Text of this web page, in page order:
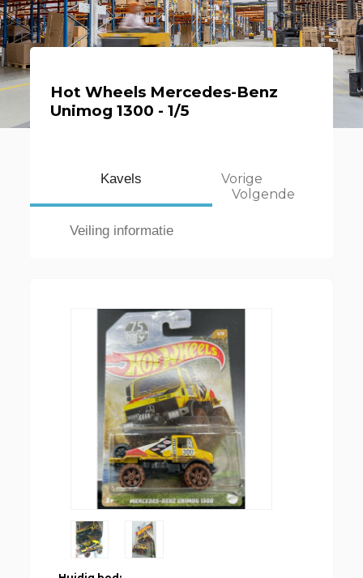
Hot Wheels Mercedes-Benz
Unimog 1300 - 1/5
Kavels
Veiling informatie
Vorige
Volgende